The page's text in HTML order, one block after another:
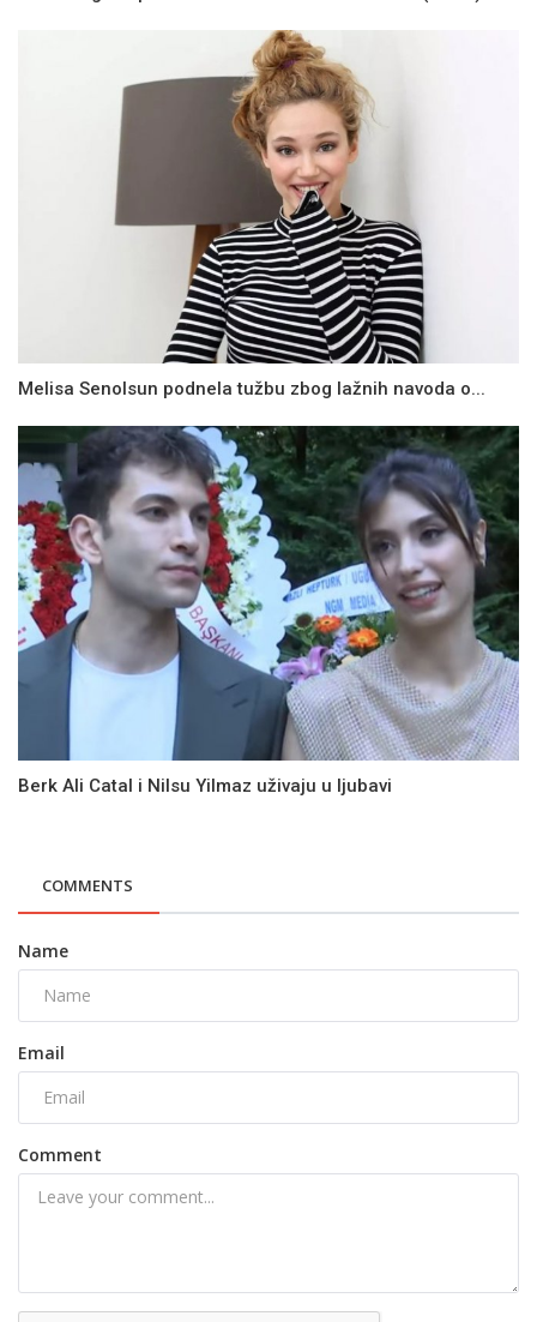
Melisa Senolsun podnela tužbu zbog lažnih navoda o...
Berk Ali Catal i Nilsu Yilmaz uživaju u ljubavi
COMMENTS
Name
Email
Comment